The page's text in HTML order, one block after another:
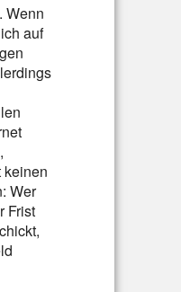
Wenn
auf
keinen
Wer
Frist